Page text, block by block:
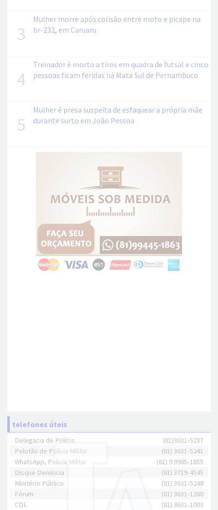
3
Mulher morre após colisão entre moto e picape na
br-232, em Caruaru
4
Treinador é morto a tiros em quadra de futsal e cinco
pessoas ficam feridas na Mata Sul de Pernambuco
5
Mulher é presa suspeita de esfaquear a própria mãe
durante surto em João Pessoa
telefones úteis
Delegacia de Polícia
(81)3631-5237
Pelotão de Polícia Militar
(81) 3631-5241
WhatsApp, Polícia Militar
(81) 9 9985-1855
Disque Denúncia
(81) 3719-4545
Minitério Público
(81) 3631-5248
Fórum
(81) 3631-1288
CDL
(81) 3631-1003